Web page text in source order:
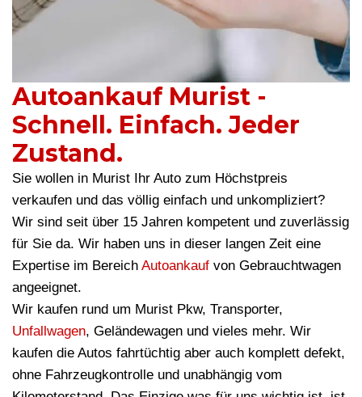
Autoankauf Murist -
Schnell. Einfach. Jeder
Zustand.
Sie wollen in Murist Ihr Auto zum Höchstpreis
verkaufen und das völlig einfach und unkompliziert?
Wir sind seit über 15 Jahren kompetent und zuverlässig
für Sie da. Wir haben uns in dieser langen Zeit eine
Expertise im Bereich Autoankauf von Gebrauchtwagen
angeeignet.
Wir kaufen rund um Murist Pkw, Transporter,
Unfallwagen, Geländewagen und vieles mehr. Wir
kaufen die Autos fahrtüchtig aber auch komplett defekt,
ohne Fahrzeugkontrolle und unabhängig vom